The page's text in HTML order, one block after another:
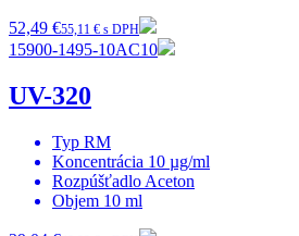
52,49 €55,11 € s DPH
15900-1495-10AC10
UV-320
Typ RM
Koncentrácia 10 µg/ml
Rozpúšťadlo Aceton
Objem 10 ml